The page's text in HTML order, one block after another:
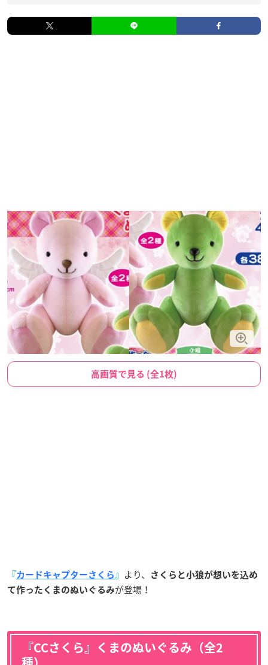
高画質で見る (全1枚)
『カードキャプターさくら 』 より、
さくらと小狼が想いを込め
て作った くまのぬいぐるみが登場！
『CCさくら』くまのぬいぐるみ（全2
種）